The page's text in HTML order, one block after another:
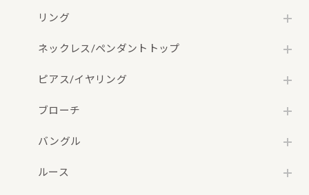
リング
ネックレス/ペンダントトップ
ピアス/イヤリング
ブローチ
バングル
ルース